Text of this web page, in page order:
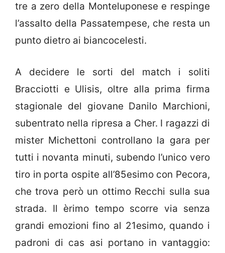
tre a zero della Monteluponese e respinge
l’assalto della Passatempese, che resta un
punto dietro ai biancocelesti.
A decidere le sorti del match i soliti
Bracciotti e Ulisis, oltre alla prima firma
stagionale del giovane Danilo Marchioni,
subentrato nella ripresa a Cher. I ragazzi di
mister Michettoni controllano la gara per
tutti i novanta minuti, subendo l’unico vero
tiro in porta ospite all’85esimo con Pecora,
che trova però un ottimo Recchi sulla sua
strada. Il èrimo tempo scorre via senza
grandi emozioni fino al 21esimo, quando i
padroni di cas asi portano in vantaggio: